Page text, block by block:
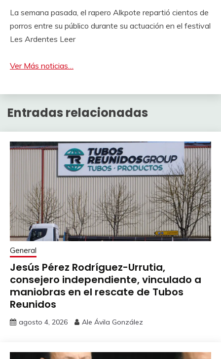
La semana pasada, el rapero Alkpote repartió cientos de
porros entre su público durante su actuación en el festival
Les Ardentes Leer
Ver Más noticias…
Entradas relacionadas
General
Jesús Pérez Rodríguez-Urrutia,
consejero independiente, vinculado a
maniobras en el rescate de Tubos
Reunidos
agosto 4, 2026 Ale Ávila González